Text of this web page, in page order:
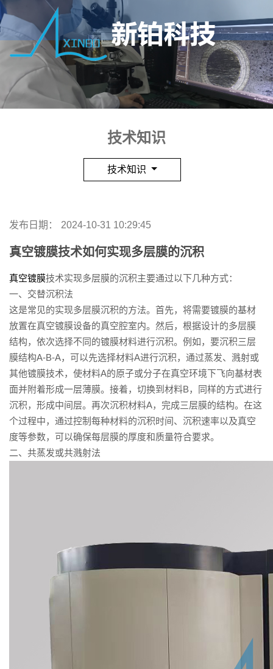
技术知识
技术知识
发布日期： 2024-10-31 10:29:45
真空镀膜技术如何实现多层膜的沉积
真空镀膜技术实现多层膜的沉积主要通过以下几种方式：
一、交替沉积法
这是常见的实现多层膜沉积的方法。首先，将需要镀膜的基材
放置在真空镀膜设备的真空腔室内。然后，根据设计的多层膜
结构，依次选择不同的镀膜材料进行沉积。例如，要沉积三层
膜结构A-B-A，可以先选择材料A进行沉积，通过蒸发、溅射或
其他镀膜技术，使材料A的原子或分子在真空环境下飞向基材表
面并附着形成一层薄膜。接着，切换到材料B，同样的方式进行
沉积，形成中间层。再次沉积材料A，完成三层膜的结构。在这
个过程中，通过控制每种材料的沉积时间、沉积速率以及真空
度等参数，可以确保每层膜的厚度和质量符合要求。
二、共蒸发或共溅射法